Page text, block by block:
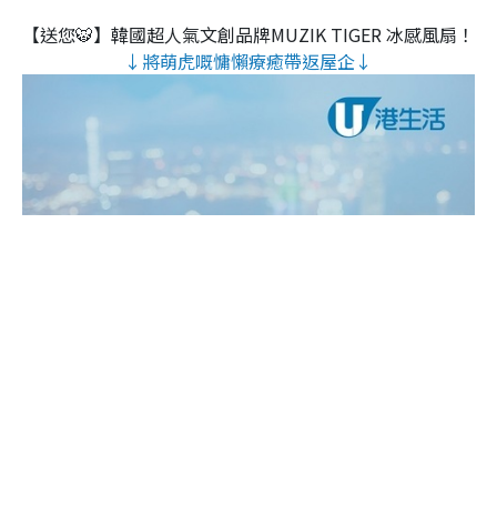
【送您🐯】韓國超人氣文創品牌MUZIK TIGER 冰感風扇！
↓將萌虎嘅慵懶療癒帶返屋企↓